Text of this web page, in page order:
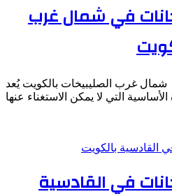
في شمال غرب
غرب الصليبيخات بالكويت يُعد
التي لا يمكن الاستغناء عنها
في القادسية